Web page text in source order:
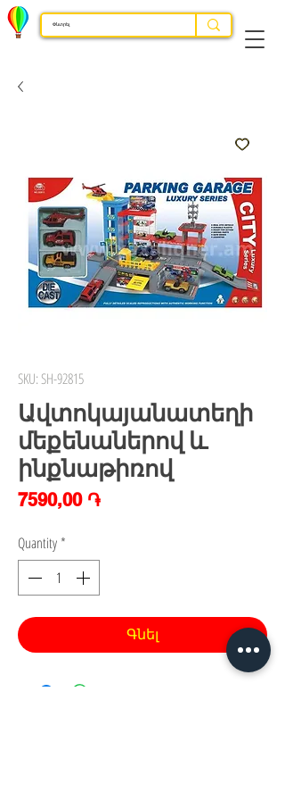
SKU: SH-92815
Ավտոկայանատեղի
մեքենաներով և
ինքնաթիռով
7590,00 ֏Price
Quantity *
Գնել